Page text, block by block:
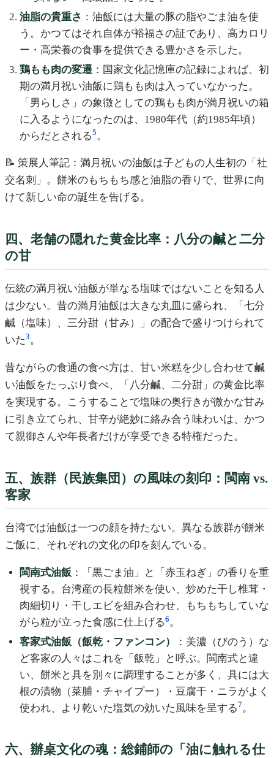
油脂の貴重さ ：油飯には大量の豚の脂やごま油を使
う。かつてはそれ自体が裕福さの証であり、高カロリ
ー・高栄養の食事を提供できる豊かさを示した。
鶏もも肉の変遷 ：国家文化記憶庫の記録によれば、初
期の満月祝い油飯に鶏もも肉は入っていなかった。
「男らしさ」の象徴としての鶏もも肉が満月祝いの箱
に入るようになったのは、1980年代（約1985年頃）
からだとされる5。
📝 策展人筆記：満月祝いの油飯は子どもの人生初の「社
交名刺」。餅米のもちもち感と油脂の香りで、世界に向
けて新しい命の誕生を告げる。
四、老舗の隠れた黄金比率：八分の鹹と二分
の甘
伝統の満月祝い油飯が単なる塩味ではないことを知る人
は少ない。昔の満月油飯は大きな丸皿に盛られ、「七分
鹹（塩味）、三分甜（甘み）」の配合で盛りつけられて
いた3 。
昔ながらの食通の食べ方は、甘い米糕を少し合わせて鹹
い油飯をたっぷり食べ、「八分鹹、二分甜」の黄金比率
を実現する。こうすることで塩味の奥行きが微かな甘み
に引き立てられ、甘辛が絶妙に絡み合う味わいは、かつ
て親御さんや年長者だけが享受できる特権だった。
五、族群（民族集団）の風味の刻印：閩南 vs.
客家
台湾では油飯は一つの顔を持たない。異なる族群が餅米
ご飯に、それぞれの文化の印を刻んでいる。
閩南式油飯 ：「黒ごま油」と「赤玉ねぎ」の香りを重
視する。台湾産の長粒餅米を使い、炒めた干し椎茸・
肉細切り・干しエビを組み合わせ、もちもちしていな
がら粒が立った食感に仕上げる6。
客家式油飯（飯乾・ファンコン）
：美濃（びのう）な
ど客家の人々はこれを「飯乾」と呼ぶ。閩南式と違
い、餅米と具を別々に調理することが多く、具には大
根の漬物（菜脯・チャイプー）・豆腐干・ニラがよく
使われ、より乾いた塩気の効いた風味を呈する7。
六、辦桌文化の魂：総鋪師の「油に触れる仕